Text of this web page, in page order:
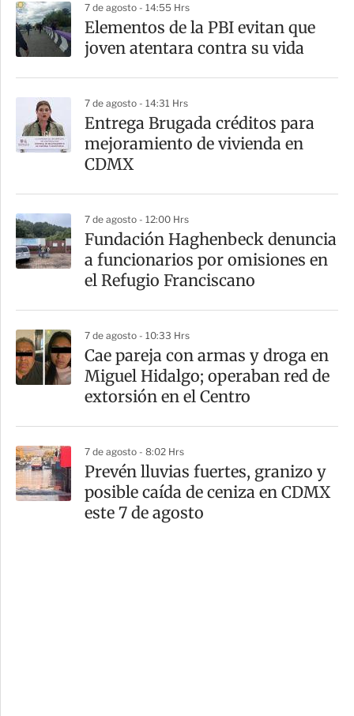
a
t
i
r
7 de agosto - 14:55 Hrs
Elementos de la PBI evitan que
joven atentara contra su vida
7 de agosto - 14:31 Hrs
Entrega Brugada créditos para
mejoramiento de vivienda en
CDMX
7 de agosto - 12:00 Hrs
Fundación Haghenbeck denuncia
a funcionarios por omisiones en
el Refugio Franciscano
7 de agosto - 10:33 Hrs
Cae pareja con armas y droga en
Miguel Hidalgo; operaban red de
extorsión en el Centro
7 de agosto - 8:02 Hrs
Prevén lluvias fuertes, granizo y
posible caída de ceniza en CDMX
este 7 de agosto